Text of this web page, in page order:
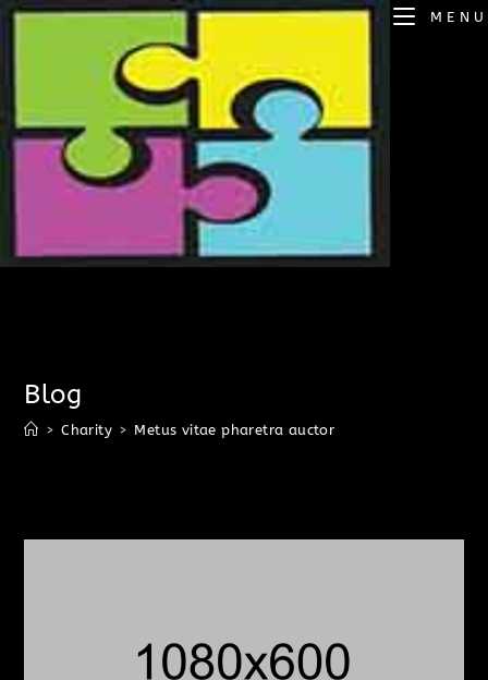
MENU
Blog
> Charity > Metus vitae pharetra auctor